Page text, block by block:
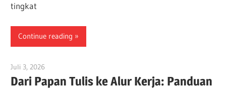
tingkat
Continue reading
Juli 3, 2026
Dari Papan Tulis ke Alur Kerja: Panduan